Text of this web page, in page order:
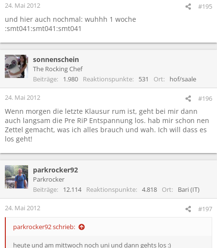
24. Mai 2012 #195
und hier auch nochmal: wuhhh 1 woche
:smt041:smt041:smt041
sonnenschein
The Rocking Chef
Beiträge
1.980 Reaktionspunkte 531 Ort hof/saale
24. Mai 2012 #196
Wenn morgen die letzte Klausur rum ist, geht bei mir dann
auch langsam die Pre RiP Entspannung los. hab mir schon nen
Zettel gemacht, was ich alles brauch und wah. Ich will dass es
los geht!
parkrocker92
Parkrocker
Beiträge
12.114 Reaktionspunkte 4.818 Ort Bari (IT)
24. Mai 2012 #197
parkrocker92 schrieb:
heute und am mittwoch noch uni und dann gehts los :)